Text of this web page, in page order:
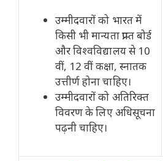
उम्मीदवारों को भारत में
किसी भी मान्यता प्राप्त बोर्ड
और विश्वविद्यालय से 10
वीं, 12 वीं कक्षा, स्नातक
उत्तीर्ण होना चाहिए।
उम्मीदवारों को अतिरिक्त
विवरण के लिए अधिसूचना
पढ़नी चाहिए।